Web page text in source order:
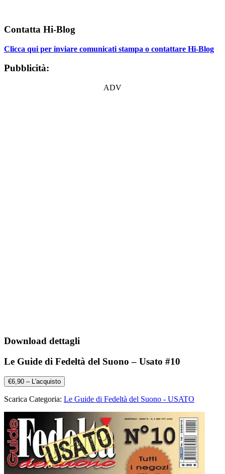
Contatta Hi-Blog
Clicca qui per inviare comunicati stampa o contattare Hi-Blog
Pubblicità:
ADV
Download dettagli
Le Guide di Fedeltà del Suono – Usato #10
€6,90 – L'acquisto
Scarica Categoria: Le Guide di Fedeltà del Suono - USATO